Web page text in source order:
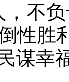
，不
性胜
谋幸